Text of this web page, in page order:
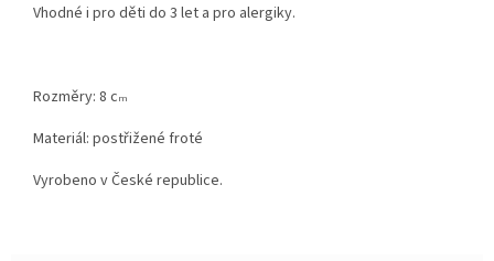
Vhodné i pro děti do 3 let a pro alergiky.
Rozměry: 8 cm
Materiál: postřižené froté
Vyrobeno v České republice.